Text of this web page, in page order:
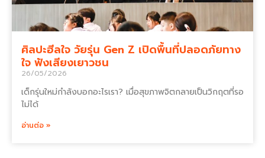
ศิลปะฮีลใจ วัยรุ่น Gen Z เปิดพื้นที่ปลอดภัยทาง
ใจ ฟังเสียงเยาวชน
26/05/2026
เด็กรุ่นใหม่กำลังบอกอะไรเรา? เมื่อสุขภาพจิตกลายเป็นวิกฤตที่รอ
ไม่ได้
อ่านต่อ »